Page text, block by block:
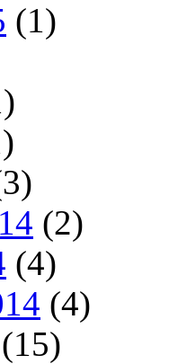
(1)
(2)
(4)
(4)
(15)